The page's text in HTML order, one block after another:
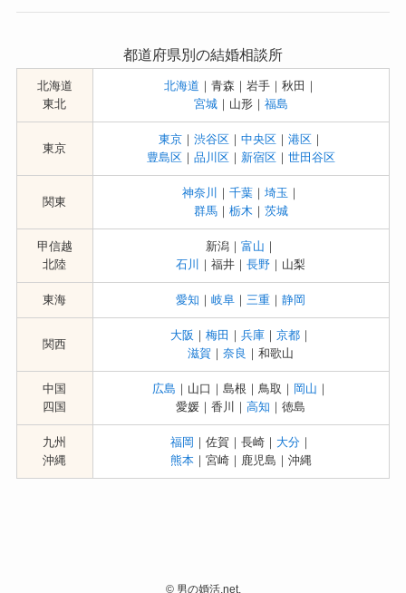
都道府県別の結婚相談所
北海道
東北
北海道 ｜青森｜岩手｜秋田｜
宮城｜山形｜ 福島
東京
東京｜ 渋谷区｜ 中央区｜ 港区｜
豊島区｜ 品川区｜ 新宿区｜ 世田谷区
関東
神奈川 ｜ 千葉｜ 埼玉 ｜
群馬｜ 栃木 ｜ 茨城
甲信越
北陸
新潟｜ 富山 ｜
石川
｜福井｜長野 ｜山梨
東海 愛知 ｜岐阜 ｜三重 ｜静岡
関西
大阪 ｜ 梅田 ｜ 兵庫｜ 京都｜
滋賀 ｜奈良 ｜和歌山
中国
四国
広島 ｜山口｜島根｜鳥取｜ 岡山 ｜
愛媛｜香川｜高知 ｜徳島
九州
沖縄
福岡 ｜佐賀｜長崎｜ 大分｜
熊本｜宮崎｜鹿児島｜沖縄
©男の婚活.net.